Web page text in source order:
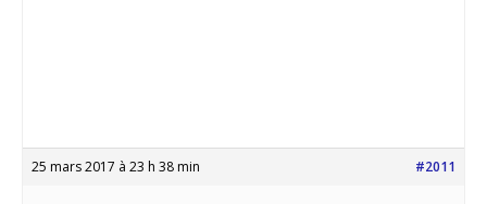
25 mars 2017 à 23 h 38 min #2011